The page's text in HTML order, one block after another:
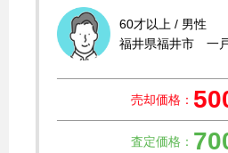
60才以上 / 男性
福井県福井市 一
売却価格：
査定価格：